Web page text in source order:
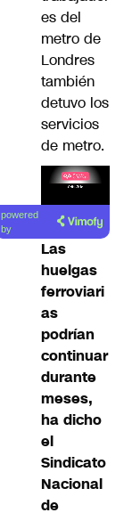
es del
metro de
Londres
también
detuvo los
servicios
de metro.
Lea el
artículo
powered
by
Las
huelgas
ferroviari
as
podrían
continuar
durante
meses,
ha dicho
el
Sindicato
Nacional
de